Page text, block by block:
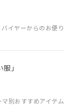
バイヤーからのお便り
」
マ別おすすめアイテム